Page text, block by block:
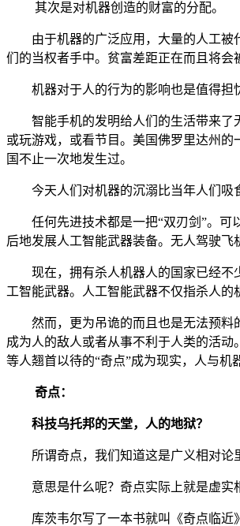
其次是对机器创造的财富的分配。
由于机器的广泛应用，大量的人工
们的当权者手中。贫富差距正在而且将会
机器对于人的行为的影响也是值得担
智能手机的发明给人们的生活带来了
或玩游戏，或看节目。美国佛罗里达州
国不止一次地发生过。
今天人们对机器的沉溺比当年人们吸
任何先进技术都是一把“双刃剑”。可
后地发展人工智能武器装备。无人驾驶飞
现在，拥有杀人机器人的国家已经
工智能武器。人工智能武器不仅指杀人
然而，更为吊诡的而且也是无法预料
成为人的敌人或者从事不利于人类的活
等人翘首以待的“奇点”成为现实，人与机
奇点：
科技乌托邦的天堂，人的地狱？
所谓奇点，我们知道这是广义相对论
意思是什么呢？奇点实际上就是虚实
库茨韦尔写了一本书就叫《奇点临近